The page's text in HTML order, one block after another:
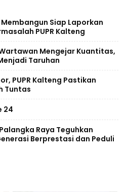
Siap Laporkan
PUPR Kalteng
Mengejar Kuantitas,
Taruhan
PUPR Kalteng Pastikan
Tuntas
24
Palangka Raya Teguhkan
Berprestasi dan Peduli